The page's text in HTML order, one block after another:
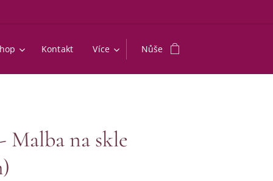
Kontakt Více Nůše
Malba na skle